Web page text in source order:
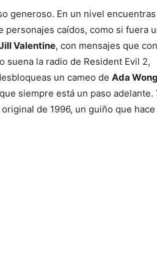
generoso. En un nivel
personajes caídos, como si fuera
Valentine, con mensajes que
suena la radio de Resident Evil 2,
un cameo de Ada Wong
siempre está un paso adelante.
de 1996, un guiño que